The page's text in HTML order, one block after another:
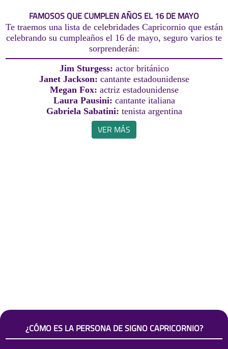
FAMOSOS QUE CUMPLEN AÑOS EL 16 DE MAYO
Te traemos una lista de celebridades Capricornio que están
celebrando su cumpleaños el 16 de mayo, seguro varios te
sorprenderán:
Jim Sturgess: actor británico
Janet Jackson: cantante estadounidense
Megan Fox: actriz estadounidense
Laura Pausini: cantante italiana
Gabriela Sabatini: tenista argentina
VER MÁS
¿CÓMO ES LA PERSONA DE SIGNO CAPRICORNIO?